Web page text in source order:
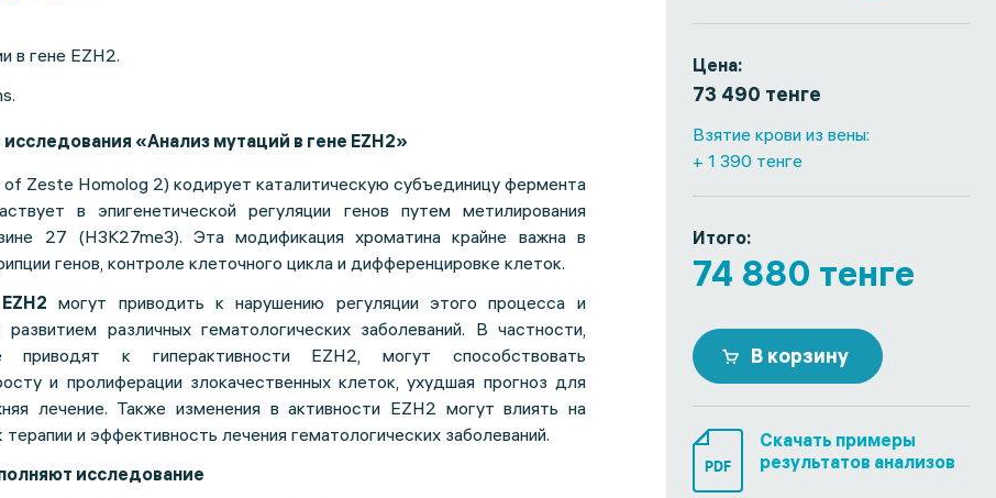
Цена:
73 490 тенге
Взятие крови из вены:
+ 1 390 тенге
Итого:
74 880 тенге
В корзину
PDF
Скачать примеры
результатов анализов
в гене EZH2.
«Анализ мутаций в гене EZH2»
of Zeste Homolog 2) кодирует каталитическую субъединицу фермента
в эпигенетической регуляции генов путем метилирования
27 (H3K27me3). Эта модификация хроматина крайне важна в
генов, контроле клеточного цикла и дифференцировке клеток.
могут приводить к нарушению регуляции этого процесса и
развитием различных гематологических заболеваний. В частности,
приводят к гиперактивности EZH2, могут способствовать
и пролиферации злокачественных клеток, ухудшая прогноз для
лечение. Также изменения в активности EZH2 могут влиять на
терапии и эффективность лечения гематологических заболеваний.
исследование